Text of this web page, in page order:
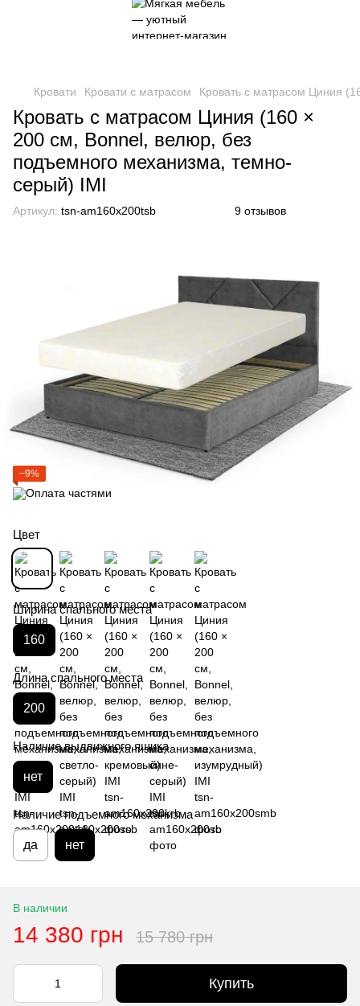
Кровати Кровати с матрасом Кровать с матрасом Циния
Кровать с матрасом Циния (160 ×
200 см, Bonnel, велюр, без
подъемного механизма, темно-
серый) IMI
Артикул: tsn-am160x200tsb 9 отзывов
−9%
Цвет
Ширина спального места
160
Длина спального места
200
Наличие выдвижного ящика
нет
Наличие подъемного механизма
да нет
В наличии
14 380 грн 15 780 грн
Купить